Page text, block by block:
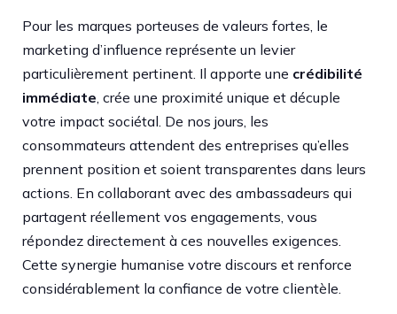
Pour les marques porteuses de valeurs fortes, le
marketing d’influence représente un levier
particulièrement pertinent. Il apporte une crédibilité
immédiate, crée une proximité unique et décuple
votre impact sociétal. De nos jours, les
consommateurs attendent des entreprises qu’elles
prennent position et soient transparentes dans leurs
actions. En collaborant avec des ambassadeurs qui
partagent réellement vos engagements, vous
répondez directement à ces nouvelles exigences.
Cette synergie humanise votre discours et renforce
considérablement la confiance de votre clientèle.